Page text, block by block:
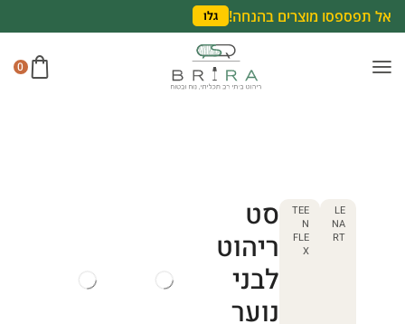
אל תפספסו מוצרים בהנחה! גלו
0
LE
NA
RT
TEE
N
FLE
X
סט
ריהוט
לבני
נוער